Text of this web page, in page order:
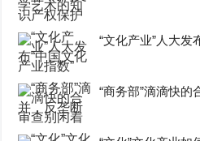
“文化产业”人大发
“商务部”滴滴快